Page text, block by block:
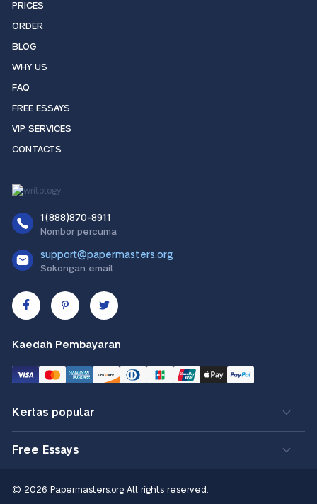
PRICES
ORDER
BLOG
WHY US
FAQ
FREE ESSAYS
VIP SERVICES
CONTACTS
1(888)870-8911
Nombor percuma
support@papermasters.org
Sokongan email
Kaedah Pembayaran
Kertas popular
Free Essays
© 2026 Papermasters.org All rights reserved.